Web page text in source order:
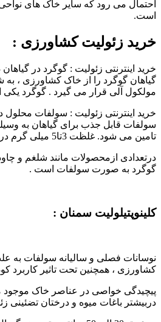
است.
خرید زئولیت کشاورزی :
خرید اینترنتی زئولیت : گوگرد در
گیاهان گوگرد را از خاک کشاورزی ،
مولکول آلی قرار می گیرد . گوگرد یکی
خرید اینترنتی زئولیت : سولفات
تامین می شود. غلظت 3تا5 میلی گرم درلیتر سولفات درمحلول خاک برای رشد بیشتر گیاهان کافی است.
گوگرد به صورت سولفات است .
کلینوپتیلولیت سمنان :
نوسانات فصلی و سالیانه سولفات به
کشاورزی ، همچنین تحت تاثیر
دربیشتر باغات میوه و درختان